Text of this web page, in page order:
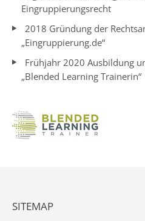
Eingruppierungsrecht
2018 Gründung der
„Eingruppierung.de“
Frühjahr 2020 Ausbildung
„Blended Learning Trainerin“
SITEMAP